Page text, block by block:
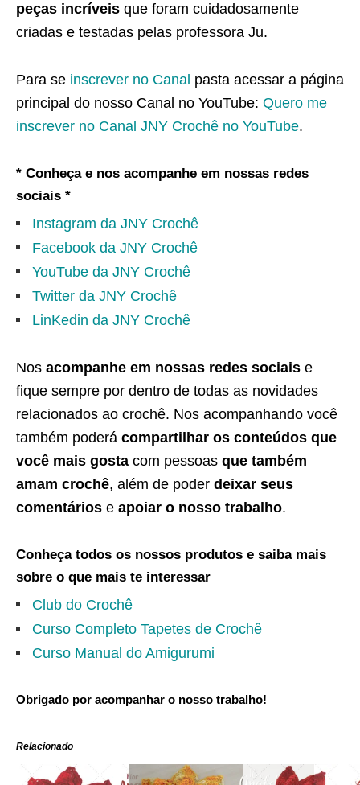
peças incríveis que foram cuidadosamente
criadas e testadas pelas professora Ju.
Para se inscrever no Canal pasta acessar a página
principal do nosso Canal no YouTube: Quero me
inscrever no Canal JNY Crochê no YouTube.
* Conheça e nos acompanhe em nossas redes
sociais *
Instagram da JNY Crochê
Facebook da JNY Crochê
YouTube da JNY Crochê
Twitter da JNY Crochê
LinKedin da JNY Crochê
Nos acompanhe em nossas redes sociais e
fique sempre por dentro de todas as novidades
relacionados ao crochê. Nos acompanhando você
também poderá compartilhar os conteúdos que
você mais gosta com pessoas que também
amam crochê, além de poder deixar seus
comentários e apoiar o nosso trabalho.
Conheça todos os nossos produtos e saiba mais
sobre o que mais te interessar
Club do Crochê
Curso Completo Tapetes de Crochê
Curso Manual do Amigurumi
Obrigado por acompanhar o nosso trabalho!
Relacionado